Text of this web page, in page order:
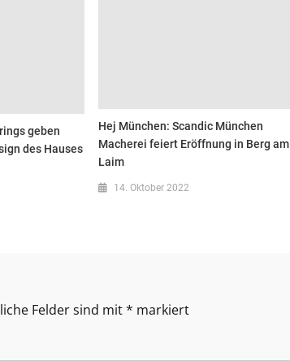
geben
des Hauses
Hej München: Scandic München
Macherei feiert Eröffnung in Berg am
Laim
14. Oktober 2022
Felder sind mit* markiert